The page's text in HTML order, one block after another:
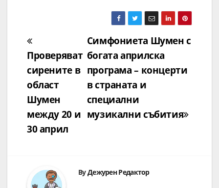
НавигацияСимфониета Шумен с
богата априлска
програма – концерти
в страната и
специални
музикални събития
Проверяват
сирените в
област
Шумен
между 20 и
30 април
ByДежурен Редактор